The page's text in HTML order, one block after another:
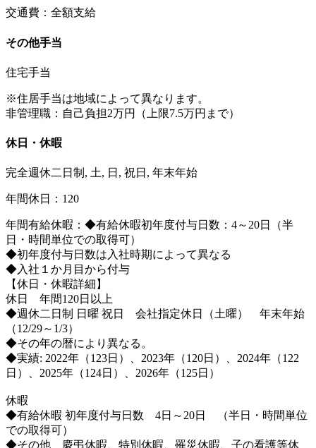
交通費：全額支給
その他手当
住宅手当
※住居手当は地域によって異なります。
非管理職：自己負担2万円（上限7.5万円まで）
休日・休暇
完全週休二日制, 土, 日, 祝日, 年末年始
年間休日：120
年間有給休暇：◆有給休暇初年度付与日数：4～20日（半
日・時間単位での取得可）
◆初年度付与日数は入社時期によって異なる
◆入社１か月目から付与
【休日・休暇詳細】
休日 年間120日以上
◆週休二日制 日曜 祝日 会社指定休日（土曜） 年末年始
（12/29～1/3）
◆その年の暦により異なる。
◆実績: 2022年（123日）、2023年（120日）、2024年（122
日）、2025年（124日）、2026年（125日）
休暇
◆有給休暇 初年度付与日数 4日～20日 （半日・時間単位
での取得可）
◆その他 慶弔休暇、特別休暇、罹災休暇、子の看護等休